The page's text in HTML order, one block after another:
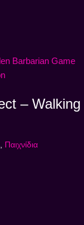
– Walking
, Παιχνίδια